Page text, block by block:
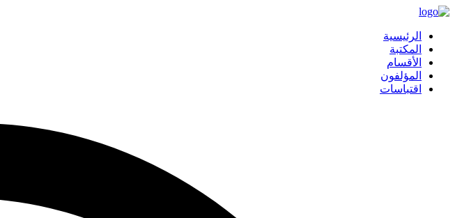
الرئيسية
المكتبة
الأقسام
المؤلفون
اقتباسات